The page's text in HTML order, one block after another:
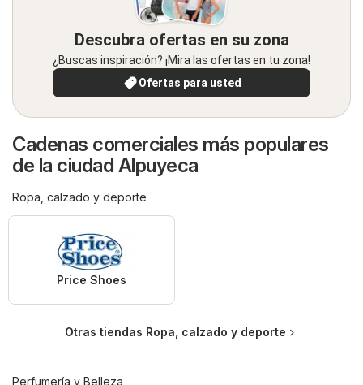
Descubra ofertas en su zona
¿Buscas inspiración? ¡Mira las ofertas en tu zona!
Ofertas para usted
Cadenas comerciales más populares
de la ciudad Alpuyeca
Ropa, calzado y deporte
Price Shoes
Otras tiendas Ropa, calzado y deporte
Perfumería y Belleza